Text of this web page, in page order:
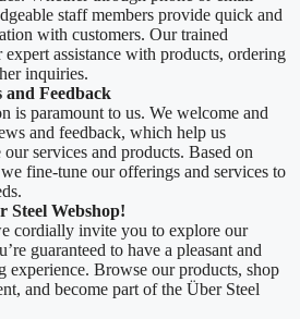
staff members provide quick and
with customers. Our trained
expert assistance with products, ordering
inquiries.
and Feedback
is paramount to us. We welcome and
and feedback, which help us
services and products. Based on
fine-tune our offerings and services to
Steel Webshop!
cordially invite you to explore our
guaranteed to have a pleasant and
experience. Browse our products, shop
and become part of the Über Steel